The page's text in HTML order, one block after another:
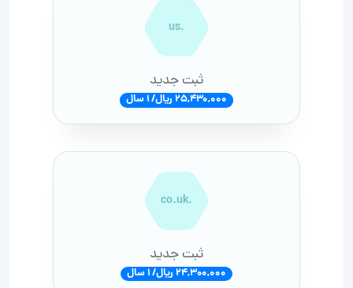
.us
ثبت جدید
25,430,000 ریال/ 1 سال
.co.uk
ثبت جدید
24,300,000 ریال/ 1 سال